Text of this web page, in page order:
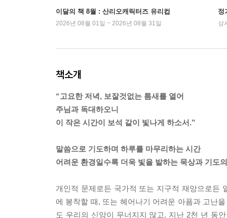
이달의 책 8월 : 산리오캐릭터즈 유리컵
2026년 08월 01일 ~ 2026년 08월 31일
정
상
책소개
“고요한 저녁, 보잘것없는 틈새를 열어
주님과 독대하오니
이 작은 시간이 보석 같이 빛나게 하소서.”
말씀으로 기도하며 하루를 마무리하는 시간
어려운 환경일수록 더욱 빛을 발하는 묵상과 기도
개인적 문제로든 국가적 또는 지구적 재앙으로든
에 봉착할 때, 또는 헤어나기 어려운 아픔과 고난
도 우리의 신앙이 무너지지 않고, 지난 2천 년 동